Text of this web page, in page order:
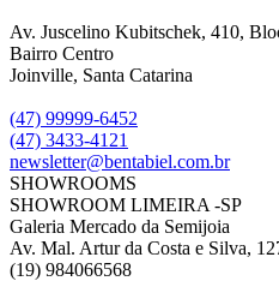
Av. Juscelino Kubitschek, 410,
Bairro Centro
Joinville, Santa Catarina
(47) 99999-6452
(47) 3433-4121
newsletter@bentabiel.com.br
SHOWROOMS
SHOWROOM LIMEIRA -SP
Galeria Mercado da Semijoia
Av. Mal. Artur da Costa e Silva,
(19) 984066568